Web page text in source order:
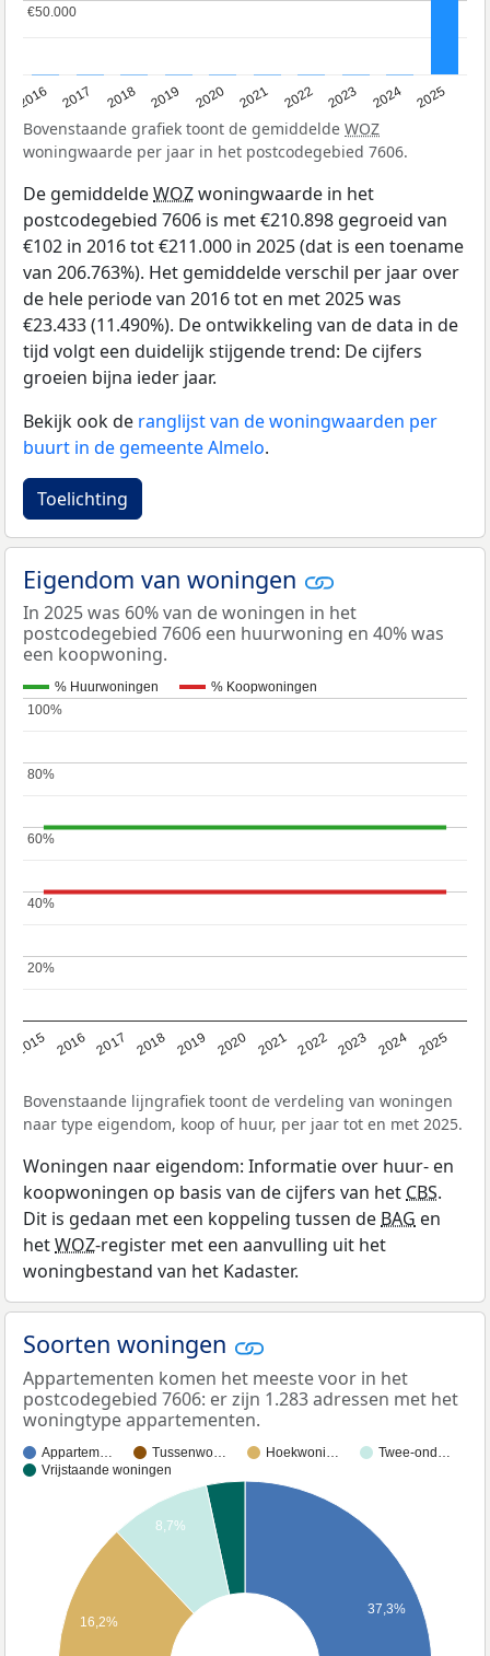
2016 2017 2018 2019 2020 2021 2022 2023 2024 2025
€50.000
€50.000
Bovenstaande grafiek toont de gemiddelde WOZ
woningwaarde per jaar in het postcodegebied 7606.
De gemiddeldeWOZwoningwaarde in het
postcodegebied 7606 is met €210.898 gegroeid van
€102 in 2016 tot €211.000 in 2025 (dat is een toename
van 206.763%). Het gemiddelde verschil per jaar over
de hele periode van 2016 tot en met 2025 was
€23.433 (11.490%). De ontwikkeling van de data in de
tijd volgt een duidelijk stijgende trend: De cijfers
groeien bijna ieder jaar.
Bekijk ook de ranglijst van de woningwaarden per
buurt in de gemeente Almelo.
Toelichting
Eigendom van woningen
In 2025 was 60% van de woningen in het
postcodegebied 7606 een huurwoning en 40% was
een koopwoning.
% Huurwoningen % Koopwoningen
2015 2016 2017 2018 2019 2020 2021 2022 2023 2024 2025
20%
20%
40%
40%
60%
60%
80%
80%
100%
100%
Bovenstaande lijngrafiek toont de verdeling van woningen
naar type eigendom, koop of huur, per jaar tot en met 2025.
Woningen naar eigendom: Informatie over huur- en
koopwoningen op basis van de cijfers van hetCBS.
Dit is gedaan met een koppeling tussen deBAG en
hetWOZ-register met een aanvulling uit het
woningbestand van het Kadaster.
Soorten woningen
Appartementen komen het meeste voor in het
postcodegebied 7606: er zijn 1.283 adressen met het
woningtype appartementen.
Appartem… Tussenwo… Hoekwoni…
Twee-ond…
Vrijstaande woningen
37,3%
8,7%
16,2%